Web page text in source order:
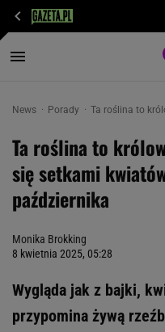
News Porady Ta roślina to
Ta roślina to
się setkami
października
Monika Brokking
8 kwietnia 2025, 05:28
Wygląda jak z bajki,
przypomina żywą